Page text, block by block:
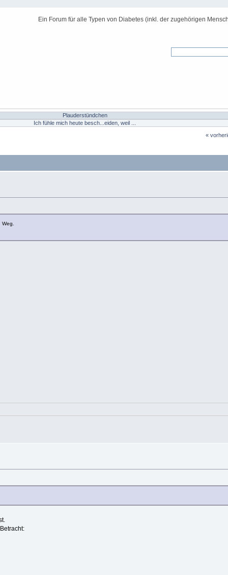
Ein Forum für alle Typen von Diabetes (inkl. der zugehörigen
Plauderstündchen
Ich fühle mich heute besch...eiden, weil ...
«